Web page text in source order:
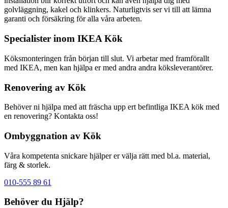
golvläggning, kakel och klinkers. Naturligtvis ser vi till att lämna
garanti och försäkring för alla våra arbeten.
Specialister inom IKEA Kök
Köksmonteringen från början till slut. Vi arbetar med framförallt
med IKEA, men kan hjälpa er med andra andra köksleverantörer.
Renovering av Kök
Behöver ni hjälpa med att fräscha upp ert befintliga IKEA kök med
en renovering? Kontakta oss!
Ombyggnation av Kök
Våra kompetenta snickare hjälper er välja rätt med bl.a. material,
färg & storlek.
010-555 89 61
Behöver du Hjälp?